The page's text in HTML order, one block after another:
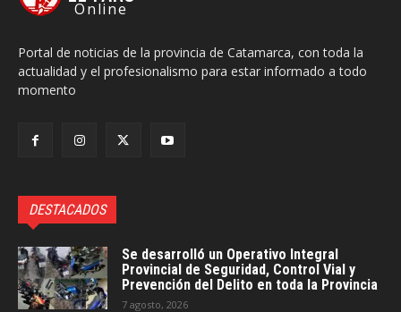
Online
Portal de noticias de la provincia de Catamarca, con toda la
actualidad y el profesionalismo para estar informado a todo
momento
DESTACADOS
Se desarrolló un Operativo Integral
Provincial de Seguridad, Control Vial y
Prevención del Delito en toda la Provincia
7 agosto, 2026